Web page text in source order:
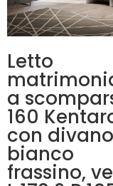
Letto
a
160
con divano
bianco
frassino,